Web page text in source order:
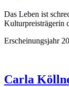
Das Leben ist
Kulturpreisträgerin
Erscheinungsjahr
Carla